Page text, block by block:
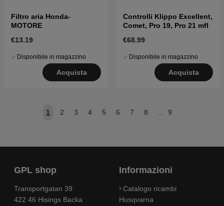
Filtro aria Honda-
MOTORE
€13.19
Disponibile in magazzino
Acquista
Controlli Klippo Excellent,
Comet, Pro 19, Pro 21 mfl
€68.99
Disponibile in magazzino
Acquista
1 2 3 4 5 6 7 8 9
GPL shop
Transportgatan 39
422 46 Hisings Backa
Informazioni
Catalogo ricambi
Husqvarna